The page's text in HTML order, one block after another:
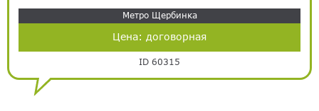
Метро Щербинка
Цена: договорная
ID 60315